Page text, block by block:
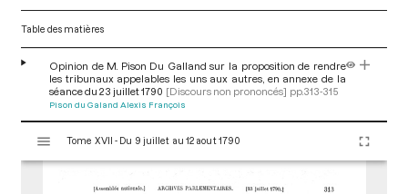
Table des matières
Opinion de M. Pison Du Galland sur la proposition de rendre
les tribunaux appelables les uns aux autres, en annexe de la
séance du 23 juillet 1790 [Discours non prononcés] pp.313-315
Pison du Galand Alexis François
s
Tome XVII - Du 9 juillet au 12 aout 1790